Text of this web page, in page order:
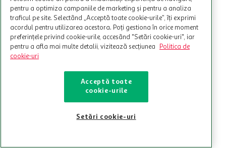
pentru a optimiza campaniile de marketing și pentru a analiza
traficul pe site. Selectând „Acceptă toate cookie-urile”, îți exprimi
acordul pentru utilizarea acestora. Poți gestiona în orice moment
preferințele privind cookie-urile, accesând "Setări cookie-uri", iar
pentru a afla mai multe detalii, vizitează secțiunea
Politica de
cookie-uri
Acceptă toate
cookie-urile
Setări cookie-uri